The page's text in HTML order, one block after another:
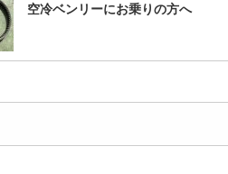
空冷ベンリーにお乗りの方へ